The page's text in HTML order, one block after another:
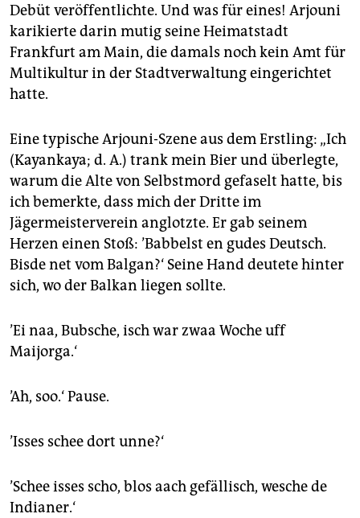
Debüt veröffentlichte. Und was für eines! Arjouni
karikierte darin mutig seine Heimatstadt
Frankfurt am Main, die damals noch kein Amt für
Multikultur in der Stadtverwaltung eingerichtet
hatte.
Eine typische Arjouni-Szene aus dem Erstling: „Ich
(Kayankaya; d. A.) trank mein Bier und überlegte,
warum die Alte von Selbstmord gefaselt hatte, bis
ich bemerkte, dass mich der Dritte im
Jägermeisterverein anglotzte. Er gab seinem
Herzen einen Stoß: ’Babbelst en gudes Deutsch.
Bisde net vom Balgan?‘ Seine Hand deutete hinter
sich, wo der Balkan liegen sollte.
’Ei naa, Bubsche, isch war zwaa Woche uff
Maijorga.‘
’Ah, soo.‘ Pause.
’Isses schee dort unne?‘
’Schee isses scho, blos aach gefällisch, wesche de
Indianer.‘